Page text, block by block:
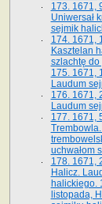
173. 1671,
Uniwersał
sejmik
174. 1671,
Kasztelan
szlachtę do
175. 1671,
Laudum
176. 1671,
Laudum
177. 1671,
uchwałom
178. 1671,
Halicz.
halickiego.
listopada,